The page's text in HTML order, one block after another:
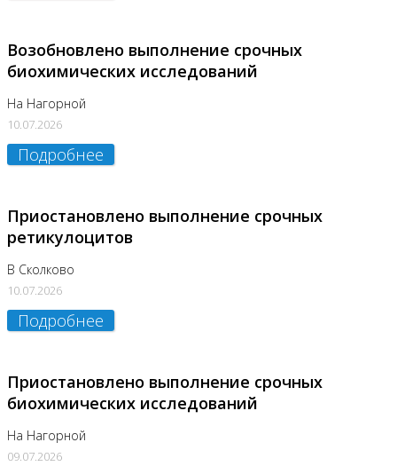
Возобновлено выполнение срочных
биохимических исследований
На Нагорной
10.07.2026
Подробнее
Приостановлено выполнение срочных
ретикулоцитов
В Сколково
10.07.2026
Подробнее
Приостановлено выполнение срочных
биохимических исследований
На Нагорной
09.07.2026